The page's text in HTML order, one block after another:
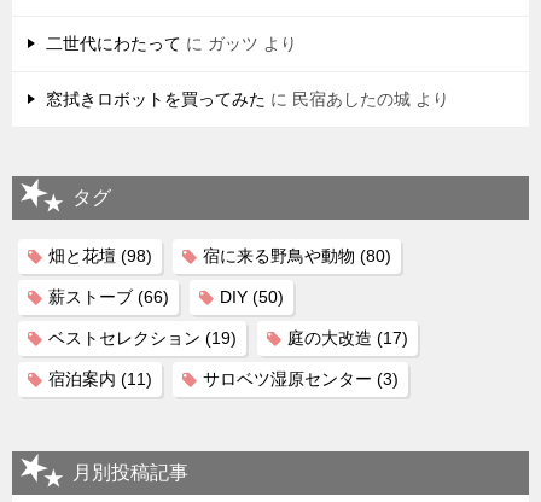
二世代にわたって に ガッツ より
窓拭きロボットを買ってみた に 民宿あしたの城 より
タグ
畑と花壇 (98) 宿に来る野鳥や動物 (80)
薪ストーブ (66) DIY (50)
ベストセレクション (19) 庭の大改造 (17)
宿泊案内 (11) サロベツ湿原センター (3)
月別投稿記事